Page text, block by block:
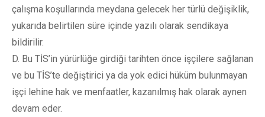
çalışma koşullarında meydana gelecek her türlü değişiklik,
yukarıda belirtilen süre içinde yazılı olarak sendikaya
bildirilir.
D. Bu TİS’in yürürlüğe girdiği tarihten önce işçilere sağlanan
ve bu TİS’te değiştirici ya da yok edici hüküm bulunmayan
işçi lehine hak ve menfaatler, kazanılmış hak olarak aynen
devam eder.